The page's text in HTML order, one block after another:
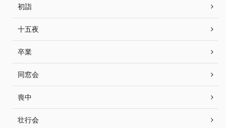
初詣
十五夜
卒業
同窓会
喪中
壮行会